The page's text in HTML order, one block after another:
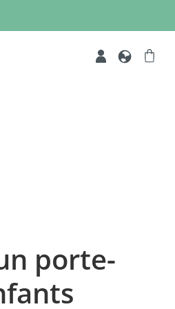
porte-